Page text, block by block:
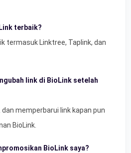
terbaik?
termasuk Linktree, Taplink, dan
link di BioLink setelah
memperbarui link kapan pun
BioLink.
BioLink saya?